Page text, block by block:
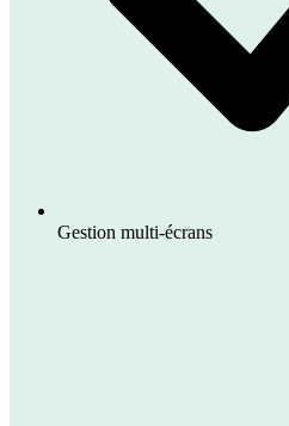
Gestion multi-écrans